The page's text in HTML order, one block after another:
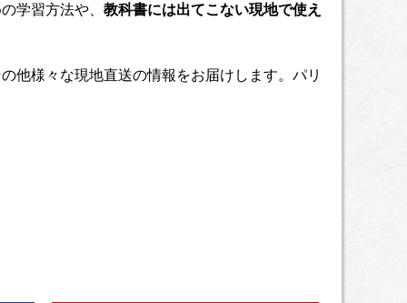
学習方法や、 教科書には出てこない現地で使え
他様々な現地直送の情報をお届けします。パリ